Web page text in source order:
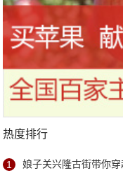
热度排行
1 娘子关兴隆古街带你穿